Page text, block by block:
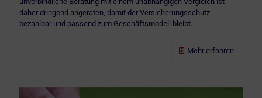
daher dringend angeraten, damit der Versicherungsschutz
bezahlbar und passend zum Geschäftsmodell bleibt.
Mehr erfahren